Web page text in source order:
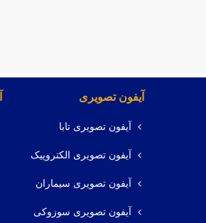
آیفون تصویری
آیفون تصویری تابا
آیفون تصویری الکتروپیک
آیفون تصویری سیماران
آیفون تصویری سوزوکی